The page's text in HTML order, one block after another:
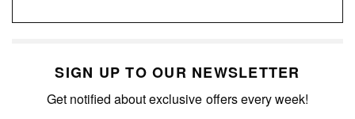
SIGN UP TO OUR NEWSLETTER
Get notified about exclusive offers every week!